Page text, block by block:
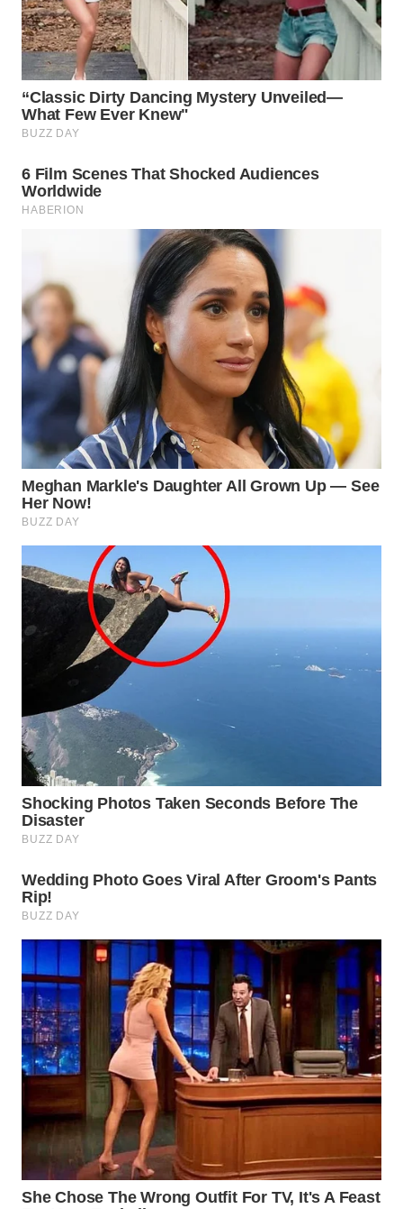
WN
BOROBUDUR
WN
MADURA
SURABAYA
WN
BINTAN
WN
MANDALIKA
LIKUPANG
WN
LABUANBAJO
BORNEO
Wahana
Media
Group
WAHANA
NEWS
WAHANA
TANI
WAHANA
INFRASTRUKTUR
WAHANA
KONSUMEN
WAHANA
LISTRIK
WAHANA
TRAVEL
WAHANA